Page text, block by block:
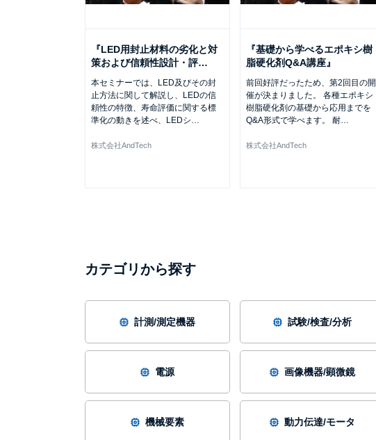
『LED用封止材料の劣化と対
策および信頼性設計・評…
本セミナーでは、LED及びその封
止方法に関して解説し、LEDの信
頼性の特徴、寿命評価に関する標
準化の動きを述べ、LEDシ…
株式会社AndTech
『基礎から学べるエポキシ樹
脂硬化剤Q&A講座』
前回好評だったため、第2回目の開
催が決まりました。 各種エポキシ
樹脂硬化剤の基礎から応用までを
Q&A形式で学べます。 耐…
株式会社AndTech
カテゴリから探す
計測/測定機器 試験/検査/分析
電源 画像機器/顕微鏡
機械要素 動力伝達/モータ